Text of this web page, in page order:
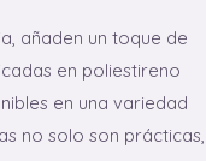
añaden un toque de
en poliestireno
en una variedad
no solo son prácticas,